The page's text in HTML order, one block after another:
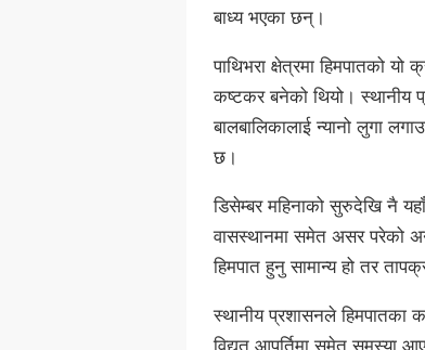
बाध्य भएका छन्।
पाथिभरा क्षेत्रमा हिमपातको
कष्टकर बनेको थियो। स्थानीय
बालबालिकालाई न्यानो लुगा
छ।
डिसेम्बर महिनाको सुरुदेखि नै
वासस्थानमा समेत असर परेको
हिमपात हुनु सामान्य हो तर
स्थानीय प्रशासनले हिमपातका
विद्युत आपूर्तिमा समेत समस्या